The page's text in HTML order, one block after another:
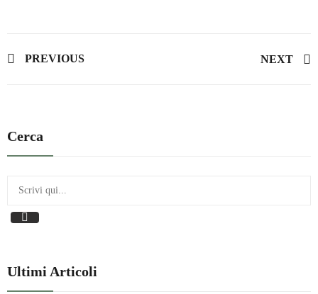
PREVIOUS NEXT
Cerca
Ultimi Articoli